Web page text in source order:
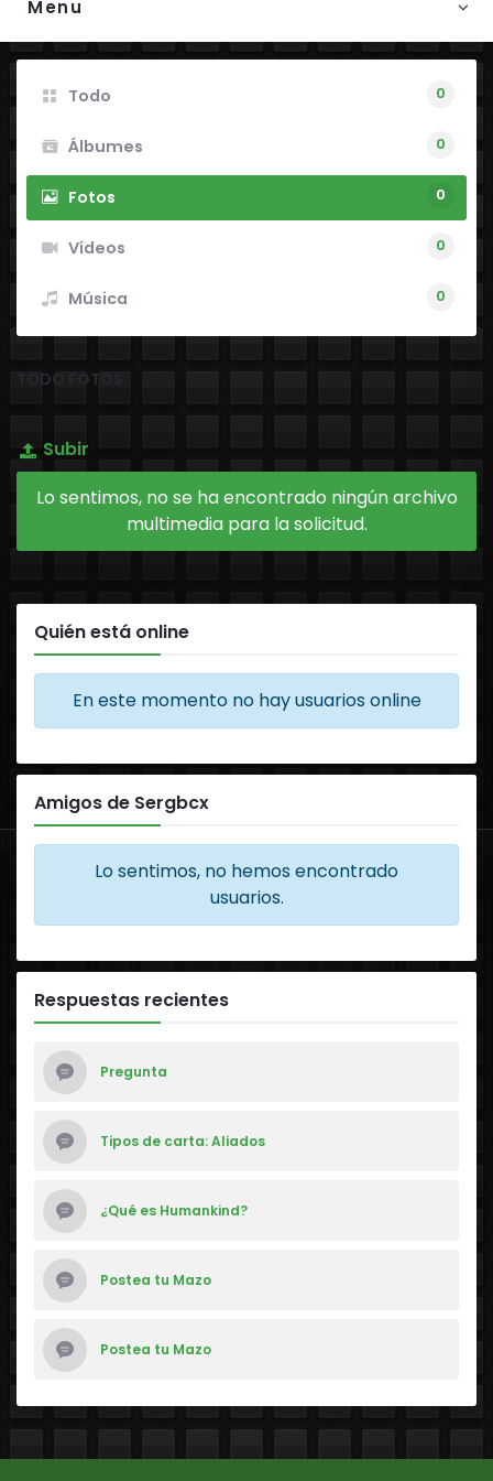
Menu
Todo 0
Álbumes 0
Fotos 0
Vídeos 0
Música 0
TODO FOTOS
Subir
Lo sentimos, no se ha encontrado ningún archivo
multimedia para la solicitud.
Quién está online
En este momento no hay usuarios online
Amigos de Sergbcx
Lo sentimos, no hemos encontrado
usuarios.
Respuestas recientes
Pregunta
Tipos de carta: Aliados
¿Qué es Humankind?
Postea tu Mazo
Postea tu Mazo